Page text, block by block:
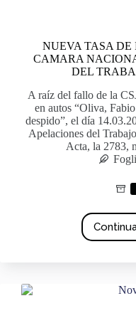
NUEVA TASA DE
CAMARA
DEL
A raíz del fallo de la
en autos “Oliva,
despido”, el día
Apelaciones del
Acta, la 2783,